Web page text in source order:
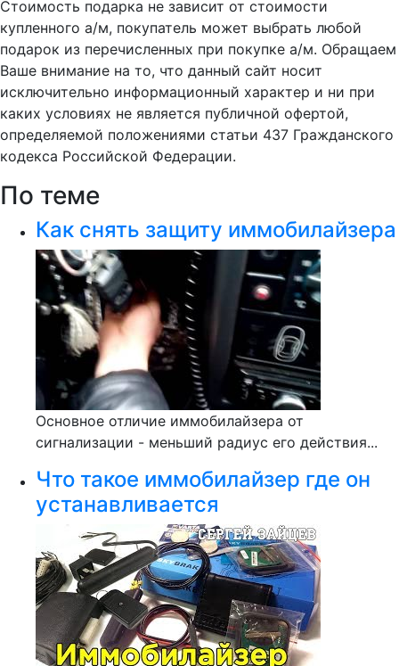
Стоимость подарка не зависит от стоимости
купленного а/м, покупатель может выбрать любой
подарок из перечисленных при покупке а/м. Обращаем
Ваше внимание на то, что данный сайт носит
исключительно информационный характер и ни при
каких условиях не является публичной офертой,
определяемой положениями статьи 437 Гражданского
кодекса Российской Федерации.
По теме
Как снять защиту иммобилайзера
Основное отличие иммобилайзера от
сигнализации - меньший радиус его действия...
Что такое иммобилайзер где он
устанавливается